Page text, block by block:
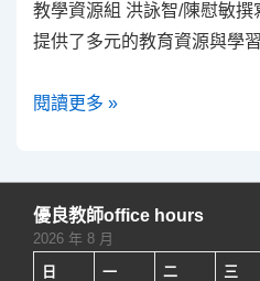
班
開
囉!
教學資源組 洪詠智/陳慰敏撰
提供了多元的教育資源與學
磨
防
天
閱讀更多 »
優良教師office hours
2026 年 8 月
日
一 二 三